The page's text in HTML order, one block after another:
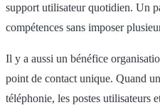
support utilisateur quotidien. Un
compétences sans imposer
Il y a aussi un bénéfice
point de contact unique. Quand
téléphonie, les postes utilisateurs